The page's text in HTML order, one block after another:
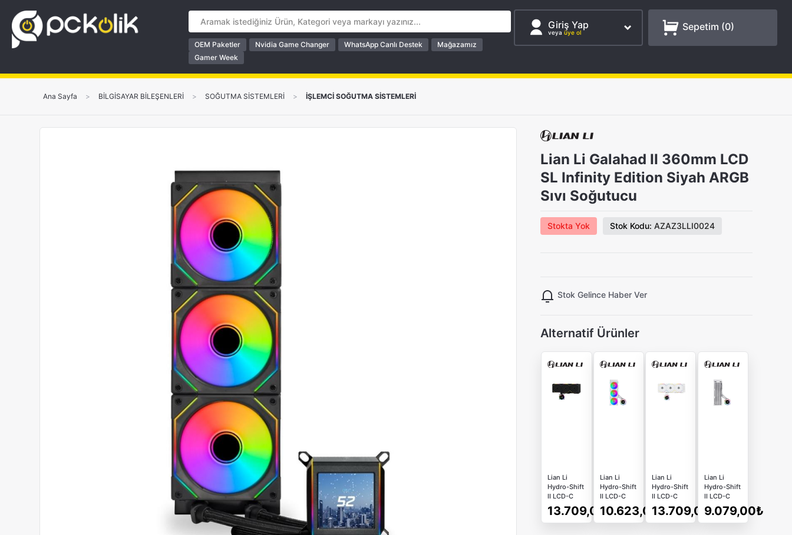
OEM Paketler Nvidia Game Changer WhatsApp Canlı Destek
Mağazamız
Gamer Week
Giriş Yap
veya üye ol Sepetim (0)
Ana Sayfa > BİLGİSAYAR BİLEŞENLERİ > SOĞUTMA SİSTEMLERİ > İŞLEMCİ SOĞUTMA SİSTEMLERİ
Lian Li Galahad II 360mm LCD
SL Infinity Edition Siyah ARGB
Sıvı Soğutucu
Stokta Yok Stok Kodu: AZAZ3LLI0024
Stok Gelince Haber Ver
Alternatif Ürünler
Lian Li
Hydro-Shift
II LCD-C
360TL
Siyah Sıvı
Soğutucu
13.709,00₺
Lian Li
Hydro-Shift
II LCD-C
360CL
Beyaz Sıvı
Soğutucu
10.623,00₺
Lian Li
Hydro-Shift
II LCD-C
360TL
Beyaz Sıvı
Soğutucu
13.709,00₺
Lian Li
Hydro-Shift
II LCD-C
360 Beyaz
Fansız Sıvı
Soğutucu
9.079,00₺